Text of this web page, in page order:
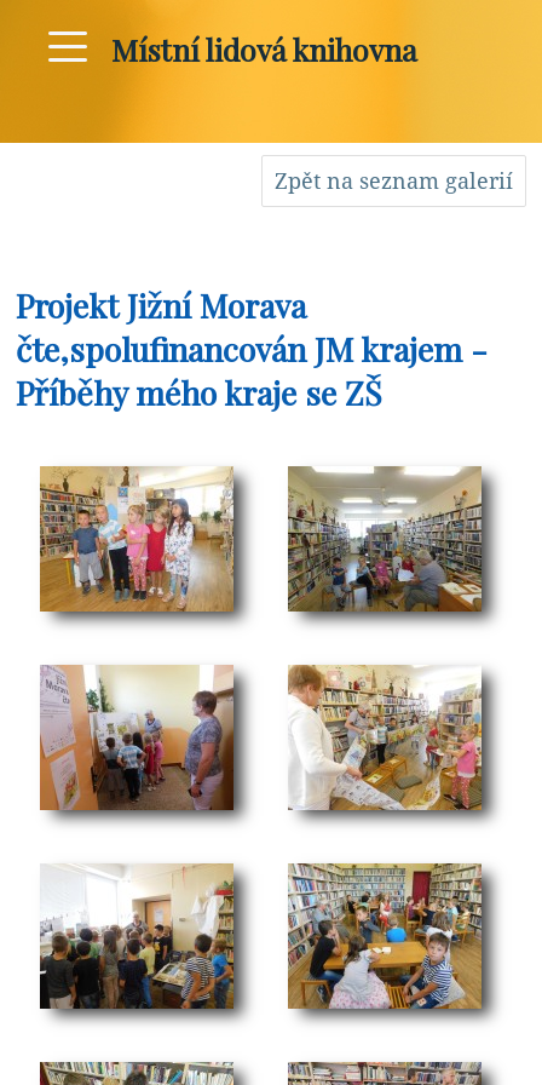
Místní lidová knihovna
Zpět na seznam galerií
Projekt Jižní Morava
čte,spolufinancován JM krajem -
Příběhy mého kraje se ZŠ